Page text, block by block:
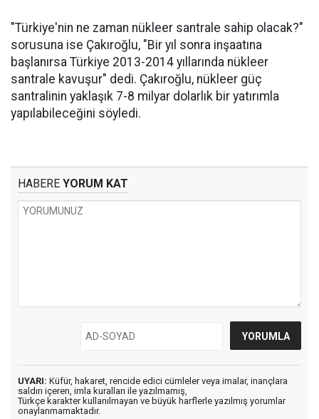
"Türkiye'nin ne zaman nükleer santrale sahip olacak?"
sorusuna ise Çakıroğlu, "Bir yıl sonra inşaatına
başlanırsa Türkiye 2013-2014 yıllarında nükleer
santrale kavuşur" dedi. Çakıroğlu, nükleer güç
santralinin yaklaşık 7-8 milyar dolarlık bir yatırımla
yapılabileceğini söyledi.
HABERE YORUM KAT
UYARI: Küfür, hakaret, rencide edici cümleler veya imalar, inançlara
saldırı içeren, imla kuralları ile yazılmamış,
Türkçe karakter kullanılmayan ve büyük harflerle yazılmış yorumlar
onaylanmamaktadır.